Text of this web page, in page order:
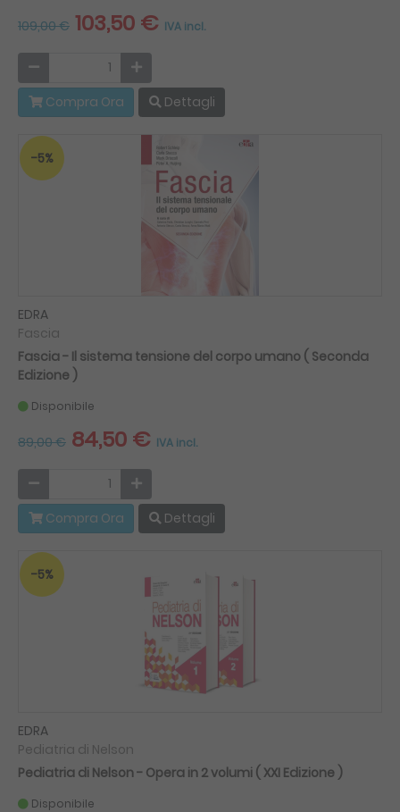
109,00 € 103,50 € IVA incl.
Compra Ora Dettagli
-5%
EDRA
Fascia
Fascia - Il sistema tensione del corpo umano ( Seconda
Edizione )
Disponibile
89,00 € 84,50 € IVA incl.
Compra Ora Dettagli
-5%
EDRA
Pediatria di Nelson
Pediatria di Nelson - Opera in 2 volumi ( XXI Edizione )
Disponibile